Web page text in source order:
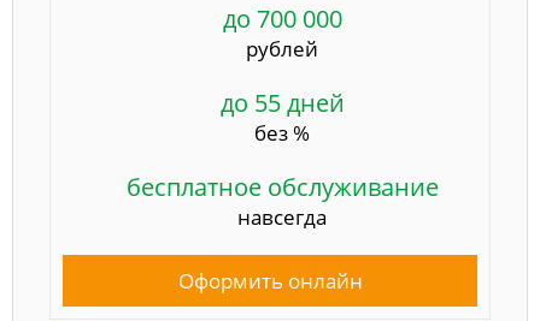
до 700 000
рублей
до 55 дней
без %
бесплатное обслуживание
навсегда
Оформить онлайн